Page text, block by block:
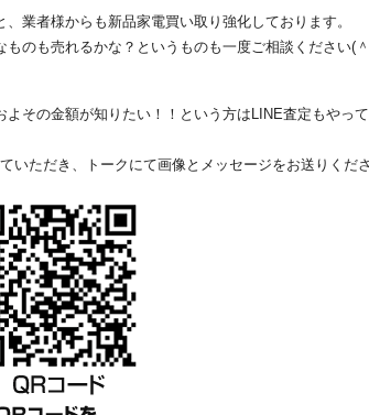
業者様からも新品家電買い取り強化しております。
ものも売れるかな？というものも一度ご相談ください(
よその金額が知りたい！！という方はLINE査定もやっ
いただき、トークにて画像とメッセージをお送りくだ